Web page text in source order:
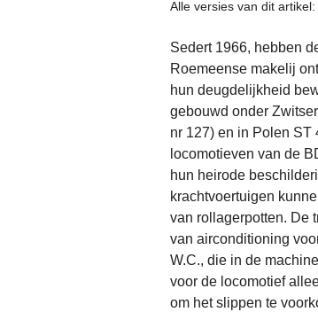
Alle versies van dit artikel:
Sedert 1966, hebben
Roemeense makelij
hun deugdelijkheid
gebouwd onder
nr 127) en in Polen ST
locomotieven van de
hun heirode
krachtvoertuigen
van rollagerpotten. De
van airconditioning
W.C., die in de
voor de locomotief
om het slippen te